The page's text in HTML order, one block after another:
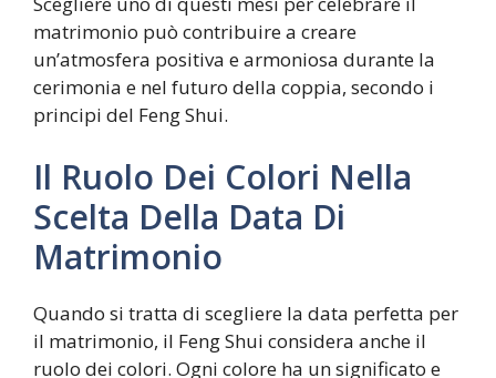
matrimonio può contribuire a creare
un’atmosfera positiva e armoniosa durante la
cerimonia e nel futuro della coppia, secondo i
principi del Feng Shui.
Il Ruolo Dei Colori Nella
Scelta Della Data Di
Matrimonio
Quando si tratta di scegliere la data perfetta per
il matrimonio, il Feng Shui considera anche il
ruolo dei colori. Ogni colore ha un significato e